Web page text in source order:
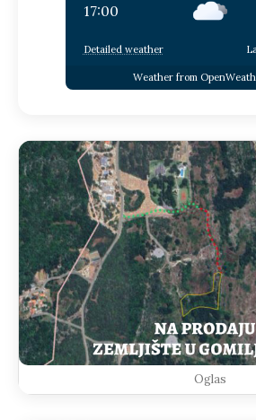
17:00
Detailed weather
Weather from
Oglas